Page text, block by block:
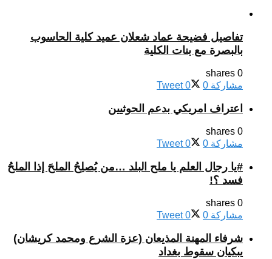
تفاصيل فضيحة عماد شعلان عميد كلية الحاسوب
بالبصرة مع بنات الكلية
0 shares
مشاركة 0
Tweet 0
اعتراف امريكي بدعم الحوثيين
0 shares
مشاركة 0
Tweet 0
#يا رجال العلم يا ملح البلد …من يُصلِحُ الملحَ إذا الملحُ
فسد ؟!
0 shares
مشاركة 0
Tweet 0
شرفاء المهنة المذيعان (عزة الشرع ومحمد كريشان)
يبكيان سقوط بغداد